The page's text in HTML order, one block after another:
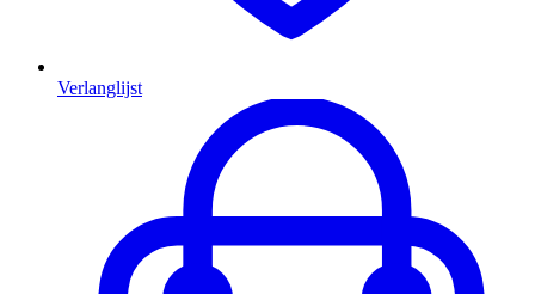
Verlanglijst